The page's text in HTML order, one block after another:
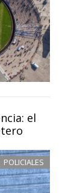
el
POLICIALES